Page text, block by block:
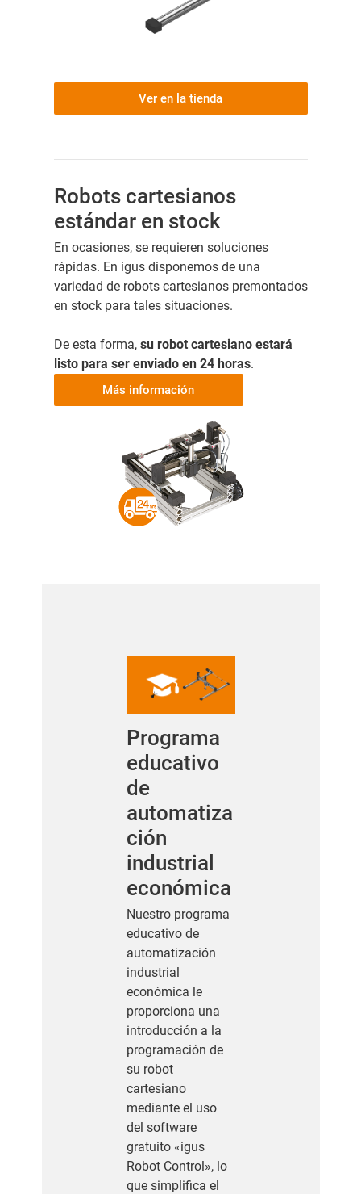
Ver en la tienda
Robots cartesianos
estándar en stock
En ocasiones, se requieren soluciones
rápidas. En igus disponemos de una
variedad de robots cartesianos premontados
en stock para tales situaciones.
De esta forma, su robot cartesiano estará
listo para ser enviado en 24 horas.
Más información
Programa
educativo
de
automatiza
ción
industrial
económica
Nuestro programa
educativo de
automatización
industrial
económica le
proporciona una
introducción a la
programación de
su robot
cartesiano
mediante el uso
del software
gratuito «igus
Robot Control», lo
que simplifica el